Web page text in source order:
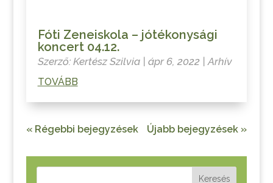
Fóti Zeneiskola – jótékonysági
koncert 04.12.
Szerző: Kertész Szilvia| ápr 6, 2022| Arhív
TOVÁBB
« Régebbi bejegyzések Újabb bejegyzések »
Keresés